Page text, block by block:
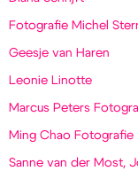
Fotografie Michel
Geesje van Haren
Leonie Linotte
Marcus Peters
Ming Chao Fotografie
Sanne van der Most,